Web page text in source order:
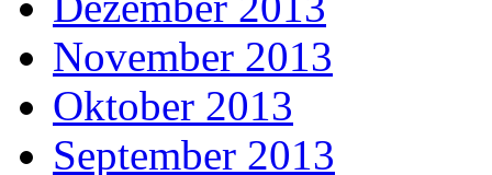
November 2013
Oktober 2013
September 2013